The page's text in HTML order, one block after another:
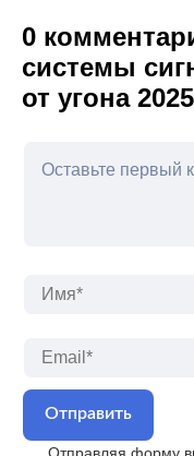
0
системы
от угона